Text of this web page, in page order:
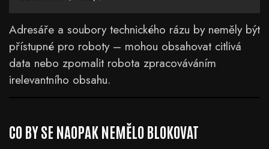
Adresáře a soubory technického rázu by neměly být
přístupné pro roboty – mohou obsahovat citlivá
data nebo zpomalit robota zpracováváním
irelevantního obsahu.
CO BY SE NAOPAK NEMĚLO BLOKOVAT